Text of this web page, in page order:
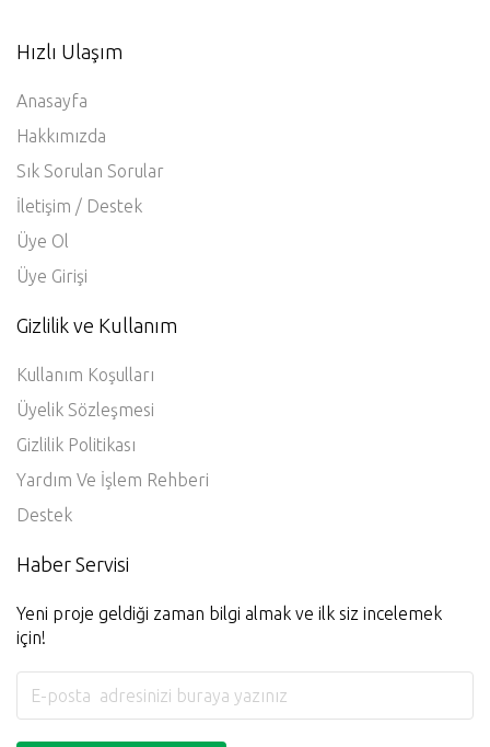
Hızlı Ulaşım
Anasayfa
Hakkımızda
Sık Sorulan Sorular
İletişim / Destek
Üye Ol
Üye Girişi
Gizlilik ve Kullanım
Kullanım Koşulları
Üyelik Sözleşmesi
Gizlilik Politikası
Yardım Ve İşlem Rehberi
Destek
Haber Servisi
Yeni proje geldiği zaman bilgi almak ve ilk siz incelemek
için!